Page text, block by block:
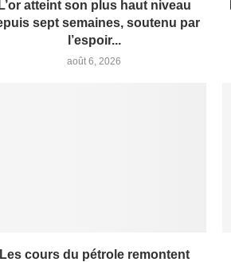
L’or atteint son plus haut niveau
sept semaines, soutenu par
l’espoir...
août 6, 2026
Les cours du pétrole remontent